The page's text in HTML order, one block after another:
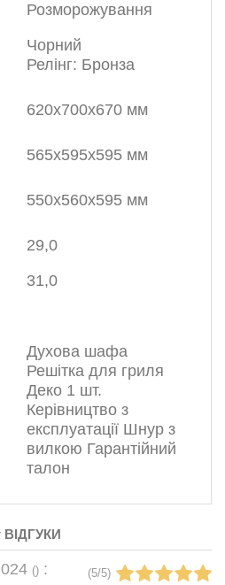
Розморожування
Чорний
Релінг: Бронза
620х700х670 мм
565х595х595 мм
550х560х595 мм
29,0
31,0
Духова шафа
Решітка для гриля
Деко 1 шт.
Керівництво з
експлуатації Шнур з
вилкою Гарантійний
талон
ВІДГУКИ
() : (5/5)